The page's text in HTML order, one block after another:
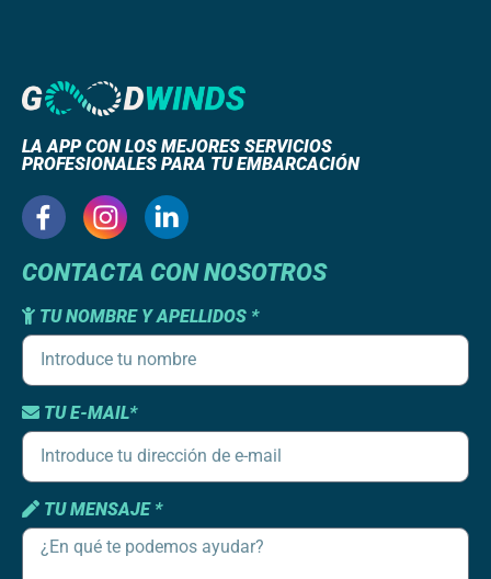
LA APP CON LOS MEJORES SERVICIOS
PROFESIONALES PARA TU EMBARCACIÓN
CONTACTA CON NOSOTROS
TU NOMBRE Y APELLIDOS *
TU E-MAIL*
TU MENSAJE *